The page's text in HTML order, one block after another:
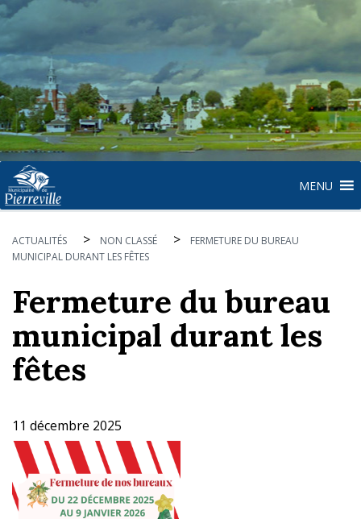
MENU
ACTUALITÉS > NON CLASSÉ >
FERMETURE DU BUREAU
MUNICIPAL DURANT LES FÊTES
Fermeture du bureau
municipal durant les
fêtes
11 décembre 2025